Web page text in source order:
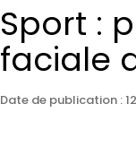
Sport :
faciale
Date de publication :